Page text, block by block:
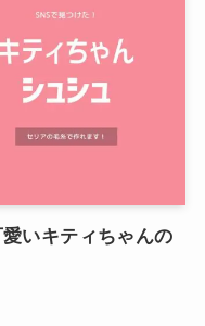
いキティちゃんの